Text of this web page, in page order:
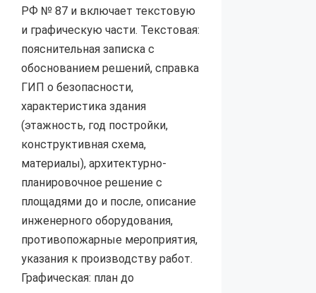
РФ № 87 и включает текстовую
и графическую части. Текстовая:
пояснительная записка с
обоснованием решений, справка
ГИП о безопасности,
характеристика здания
(этажность, год постройки,
конструктивная схема,
материалы), архитектурно-
планировочное решение с
площадями до и после, описание
инженерного оборудования,
противопожарные мероприятия,
указания к производству работ.
Графическая: план до